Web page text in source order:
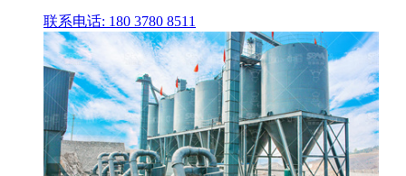
联系电话: 180 3780 8511